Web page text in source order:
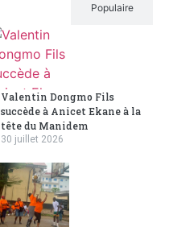
Populaire
Valentin Dongmo Fils
succède à Anicet Ekane à la
tête du Manidem
30 juillet 2026